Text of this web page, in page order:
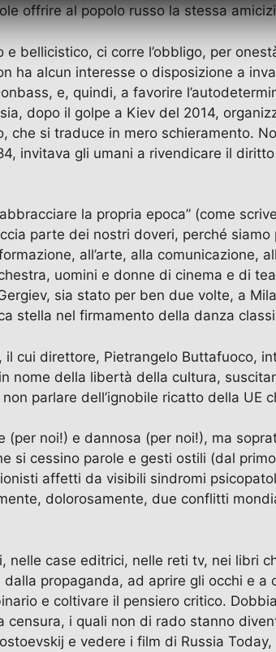
offrire al popolo russo la stessa
bellicistico, ci corre l’obbligo, per
ha alcun interesse o disposizione a
e, quindi, a favorire
dopo il golpe a Kiev del 2014,
che si traduce in mero schieramento.
invitava gli umani a rivendicare il
la propria epoca” (come
parte dei nostri doveri, perché
all’arte, alla comunicazione,
uomini e donne di cinema e di
sia stato per ben due volte, a
stella nel firmamento della danza
il cui direttore, Pietrangelo Buttafuoco,
nome della libertà della cultura,
parlare dell’ignobile ricatto della UE
noi!) e dannosa (per noi!), ma
si cessino parole e gesti ostili (dal
affetti da visibili sindromi
dolorosamente, due conflitti
nelle case editrici, nelle reti tv, nei libri
propaganda, ad aprire gli occhi e a
e coltivare il pensiero critico.
i quali non di rado stanno
e vedere i film di Russia